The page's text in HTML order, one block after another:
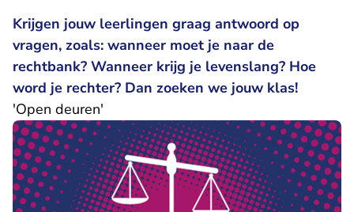
Krijgen jouw leerlingen graag antwoord op
vragen, zoals: wanneer moet je naar de
rechtbank? Wanneer krijg je levenslang? Hoe
word je rechter? Dan zoeken we jouw klas!
'Open deuren'